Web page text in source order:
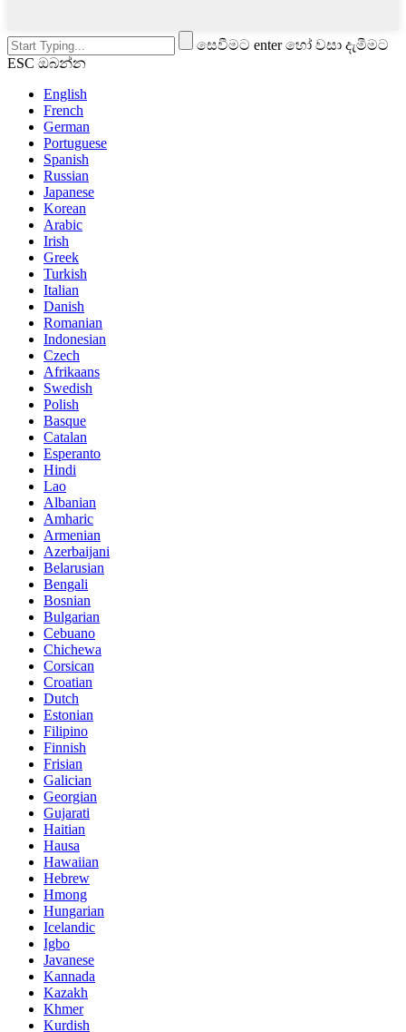
සෙවීමට enter හෝ වසා දැමීමට
ESC ඔබන්න
English
French
German
Portuguese
Spanish
Russian
Japanese
Korean
Arabic
Irish
Greek
Turkish
Italian
Danish
Romanian
Indonesian
Czech
Afrikaans
Swedish
Polish
Basque
Catalan
Esperanto
Hindi
Lao
Albanian
Amharic
Armenian
Azerbaijani
Belarusian
Bengali
Bosnian
Bulgarian
Cebuano
Chichewa
Corsican
Croatian
Dutch
Estonian
Filipino
Finnish
Frisian
Galician
Georgian
Gujarati
Haitian
Hausa
Hawaiian
Hebrew
Hmong
Hungarian
Icelandic
Igbo
Javanese
Kannada
Kazakh
Khmer
Kurdish